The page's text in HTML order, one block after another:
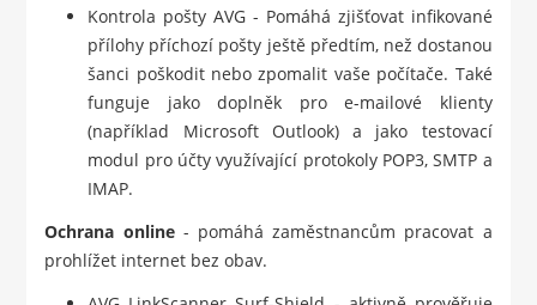
Kontrola pošty AVG - Pomáhá zjišťovat infikované
přílohy příchozí pošty ještě předtím, než dostanou
šanci poškodit nebo zpomalit vaše počítače. Také
funguje jako doplněk pro e-mailové klienty
(například Microsoft Outlook) a jako testovací
modul pro účty využívající protokoly POP3, SMTP a
IMAP.
Ochrana online- pomáhá zaměstnancům pracovat a
prohlížet internet bez obav.